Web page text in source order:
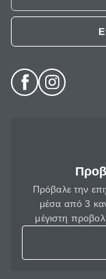
Πρόβαλε την
μέσα από 3
μέγιστη